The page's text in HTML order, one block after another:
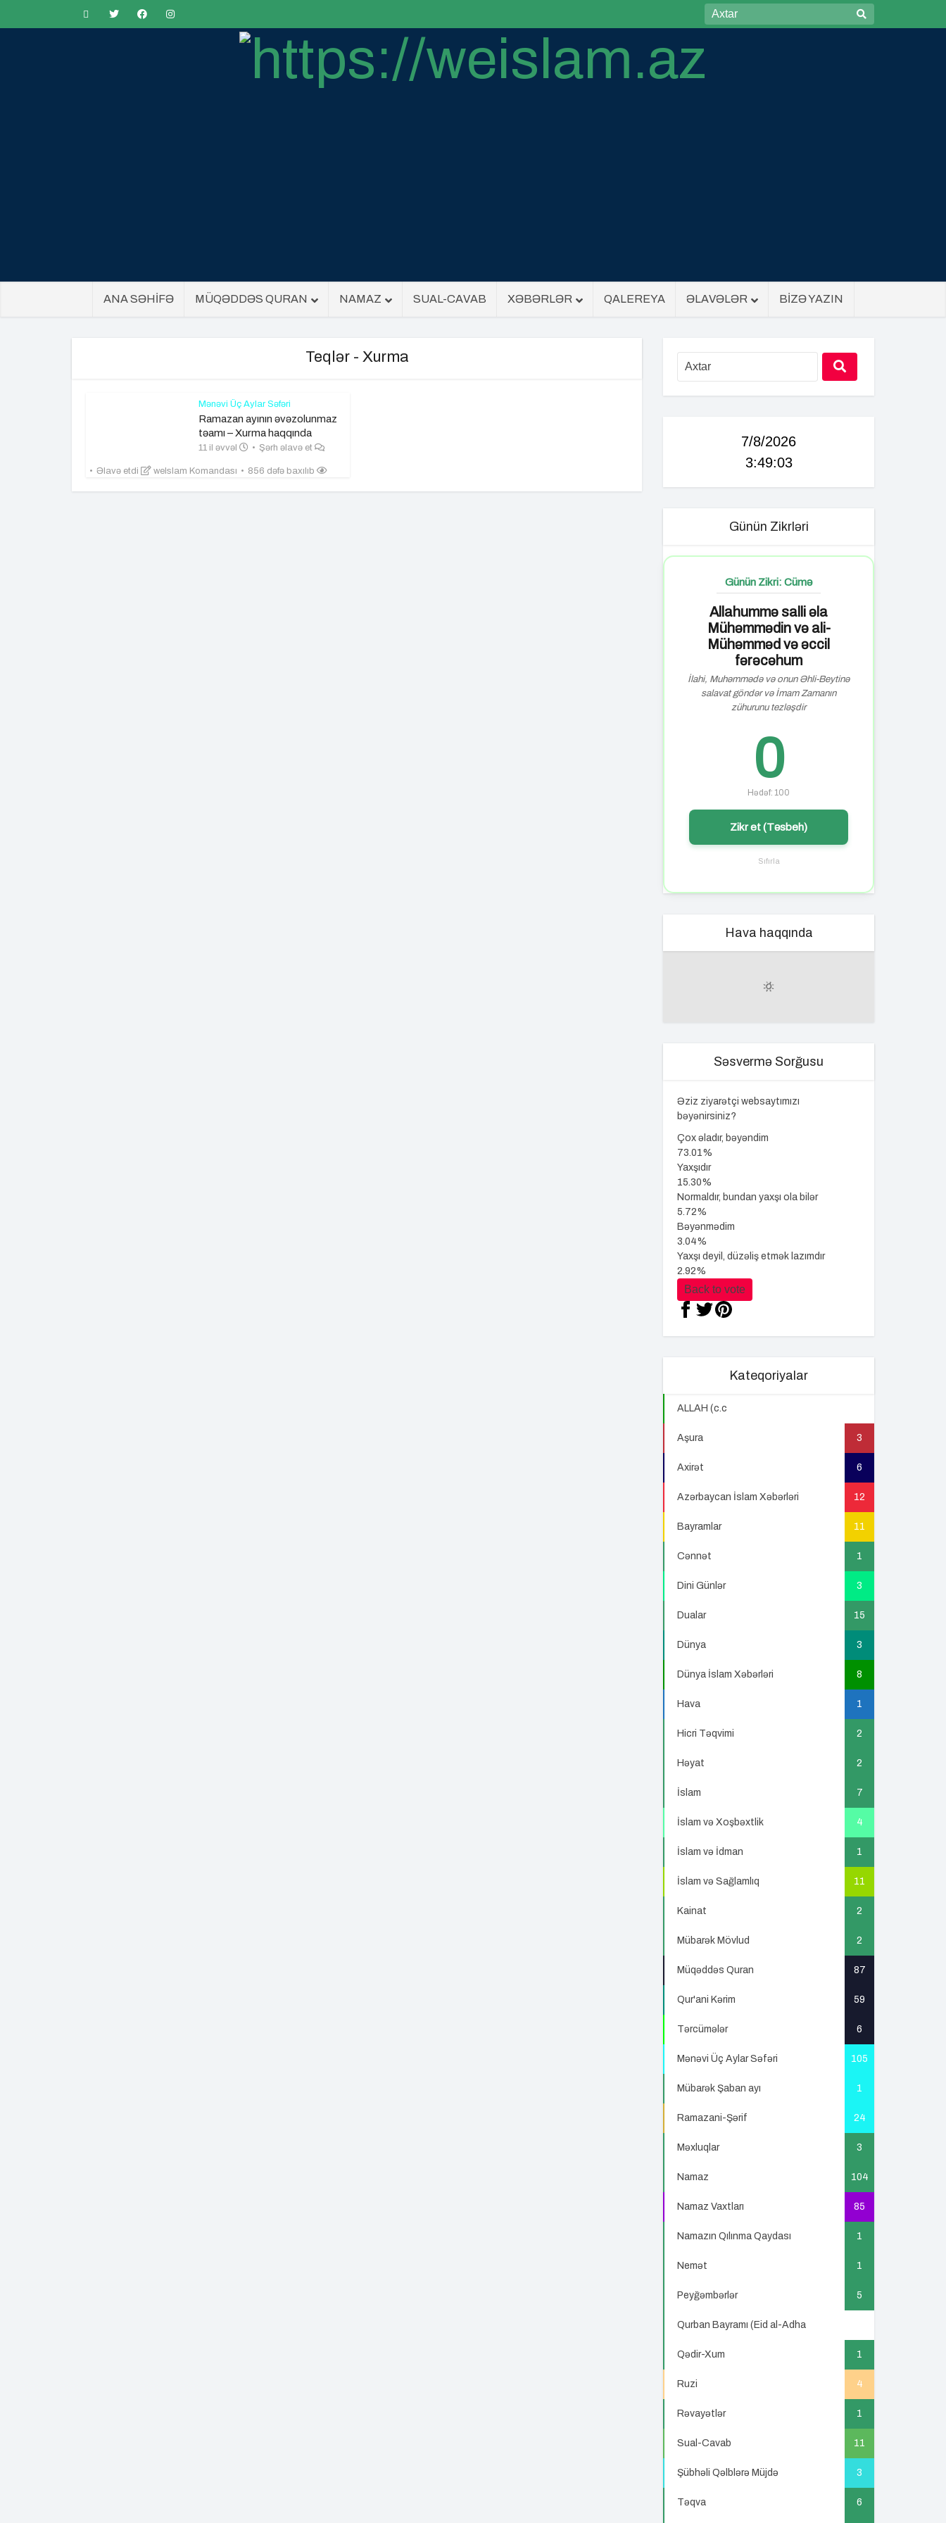
ANA SƏHİFƏ MÜQƏDDƏS QURAN NAMAZ SUAL-CAVAB XƏBƏRLƏR QALEREYA ƏLAVƏLƏR BİZƏ YAZIN
Teqlər - Xurma
Mənəvi Üç Aylar Səfəri
Ramazan ayının əvəzolunmaz
təamı – Xurma haqqında
11 il əvvəl Şərh əlavə et
Əlavə etdi weIslam Komandası 856 dəfə baxılıb
7/8/2026
3:49:04
Günün Zikrləri
Günün Zikri: Cümə
Allahummə salli əla
Mühəmmədin və ali-
Mühəmməd və əccil
fərəcəhum
İlahi, Muhəmmədə və onun Əhli-Beytinə
salavat göndər və İmam Zamanın
zühurunu tezləşdir
0
Hədəf: 100
Zikr et (Təsbeh)
Sıfırla
Hava haqqında
Səsvermə Sorğusu
Əziz ziyarətçi websaytımızı
bəyənirsiniz?
Çox əladır, bəyəndim
73.01%
Yaxşıdır
15.30%
Normaldır, bundan yaxşı ola bilər
5.72%
Bəyənmədim
3.04%
Yaxşı deyil, düzəliş etmək lazımdır
2.92%
Back to vote
Kateqoriyalar
ALLAH (c.c
Aşura 3
Axirət 6
Azərbaycan İslam Xəbərləri 12
Bayramlar 11
Cənnət 1
Dini Günlər 3
Dualar 15
Dünya 3
Dünya İslam Xəbərləri 8
Hava 1
Hicri Təqvimi 2
Həyat 2
İslam 7
İslam və Xoşbəxtlik 4
İslam və İdman 1
İslam və Sağlamlıq 11
Kainat 2
Mübarək Mövlud 2
Müqəddəs Quran 87
Qur'ani Kərim 59
Tərcümələr 6
Mənəvi Üç Aylar Səfəri 105
Mübarək Şaban ayı 1
Ramazani-Şərif 24
Məxluqlar 3
Namaz 104
Namaz Vaxtları 85
Namazın Qılınma Qaydası 1
Nemət 1
Peyğəmbərlər 5
Qurban Bayramı (Eid al-Adha
Qədir-Xum 1
Ruzi 4
Rəvayətlər 1
Sual-Cavab 11
Şübhəli Qəlblərə Müjdə 3
Təqva 6